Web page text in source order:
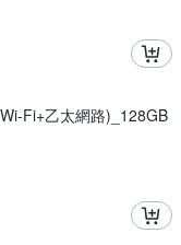
Fi+乙太網路)_128GB